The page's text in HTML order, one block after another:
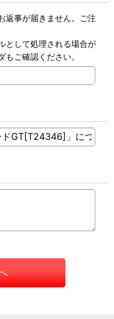
返事が届きません。ご注
として処理される場合が
ご確認ください。